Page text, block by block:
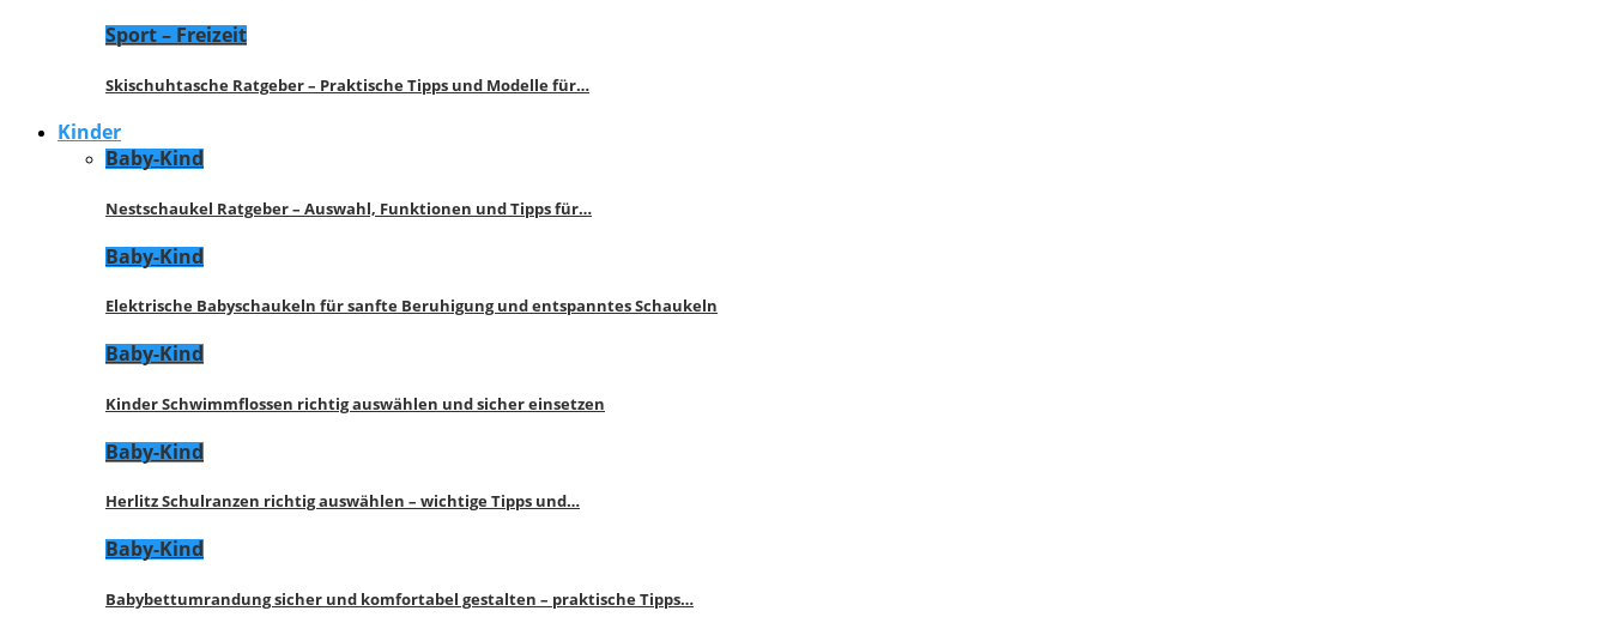
Sport – Freizeit
Skischuhtasche Ratgeber – Praktische Tipps und Modelle für…
Kinder
Baby-Kind
Nestschaukel Ratgeber – Auswahl, Funktionen und Tipps für…
Baby-Kind
Elektrische Babyschaukeln für sanfte Beruhigung und entspanntes Schaukeln
Baby-Kind
Kinder Schwimmflossen richtig auswählen und sicher einsetzen
Baby-Kind
Herlitz Schulranzen richtig auswählen – wichtige Tipps und…
Baby-Kind
Babybettumrandung sicher und komfortabel gestalten – praktische Tipps…